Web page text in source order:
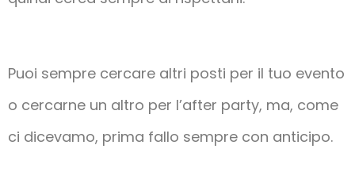
Puoi sempre cercare altri posti per il tuo evento
o cercarne un altro per l’after party, ma, come
ci dicevamo, prima fallo sempre con anticipo.